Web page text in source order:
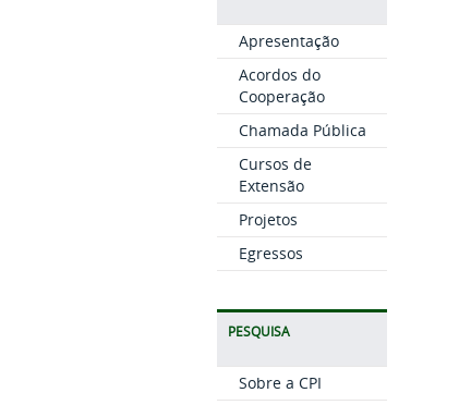
Apresentação
Acordos do
Cooperação
Chamada Pública
Cursos de
Extensão
Projetos
Egressos
PESQUISA
Sobre a CPI